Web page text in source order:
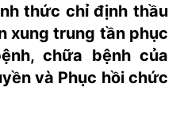
thức chỉ định thầu
xung trung tần phục
chữa bệnh của
và Phục hồi chức